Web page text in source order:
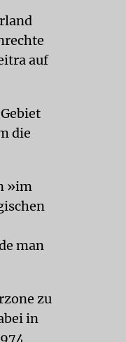
auf
die
»im
man
zu
in